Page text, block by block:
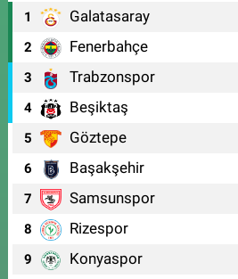
1 Galatasaray
2 Fenerbahçe
3 Trabzonspor
4 Beşiktaş
5 Göztepe
6 Başakşehir
7 Samsunspor
8 Rizespor
9 Konyaspor